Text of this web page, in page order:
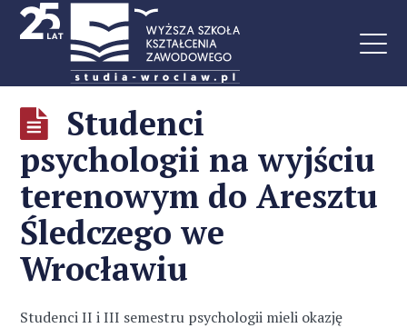
Studenci
psychologii na wyjściu
terenowym do Aresztu
Śledczego we
Wrocławiu
Studenci II i III semestru psychologii mieli okazję